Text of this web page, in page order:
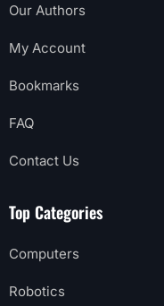
Our Authors
My Account
Bookmarks
FAQ
Contact Us
Top Categories
Computers
Robotics